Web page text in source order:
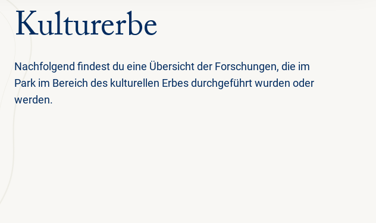
Kulturerbe
Nachfolgend findest du eine Übersicht der Forschungen, die im
Park im Bereich des kulturellen Erbes durchgeführt wurden oder
werden.